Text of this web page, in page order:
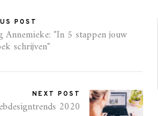
POST
Annemieke: "In 5 stappen jouw
schrijven"
NEXT POST
2020